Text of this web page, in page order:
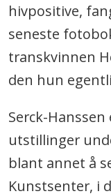
hivpositive,
seneste
transkvinnen
den hun
Serck-
utstillinger
blant annet å
Kunstsenter, i